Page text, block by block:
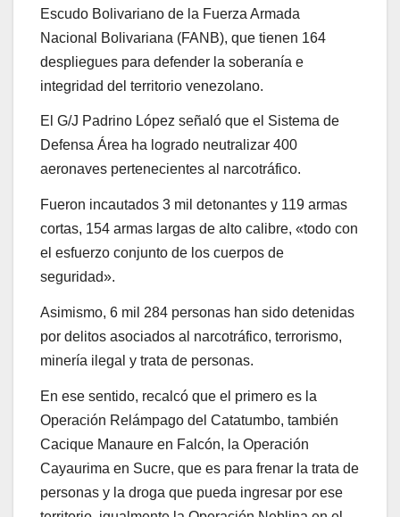
Escudo Bolivariano de la Fuerza Armada
Nacional Bolivariana (FANB), que tienen 164
despliegues para defender la soberanía e
integridad del territorio venezolano.
El G/J Padrino López señaló que el Sistema de
Defensa Área ha logrado neutralizar 400
aeronaves pertenecientes al narcotráfico.
Fueron incautados 3 mil detonantes y 119 armas
cortas, 154 armas largas de alto calibre, «todo con
el esfuerzo conjunto de los cuerpos de
seguridad».
Asimismo, 6 mil 284 personas han sido detenidas
por delitos asociados al narcotráfico, terrorismo,
minería ilegal y trata de personas.
En ese sentido, recalcó que el primero es la
Operación Relámpago del Catatumbo, también
Cacique Manaure en Falcón, la Operación
Cayaurima en Sucre, que es para frenar la trata de
personas y la droga que pueda ingresar por ese